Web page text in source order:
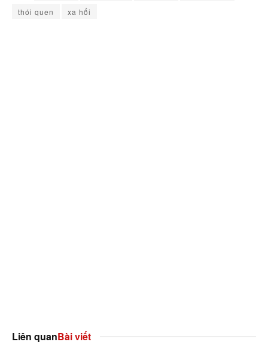
thói quen
xa hổi
Liên quanBài viết